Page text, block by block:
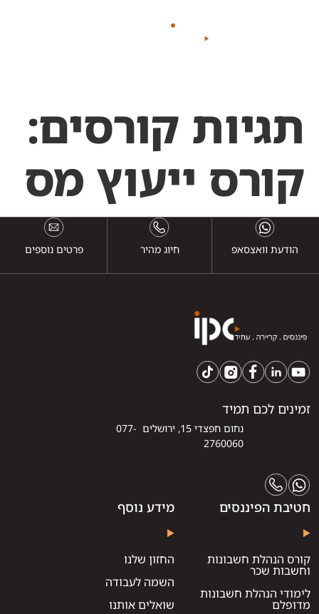
תגיות קורסים:
קורס ייעוץ מס
הודעת וואצסאפ חיוג מהיר פרטים נוספים
זמינים לכם תמיד
נחום חפצדי 15, ירושלים 077-
2760060
חטיבת הפיננסים
קורס הנהלת חשבונות
וחשבות שכר
לימודי הנהלת חשבונות
מדופלם
מידע נוסף
החזון שלנו
השמה לעבודה
שואלים אותנו